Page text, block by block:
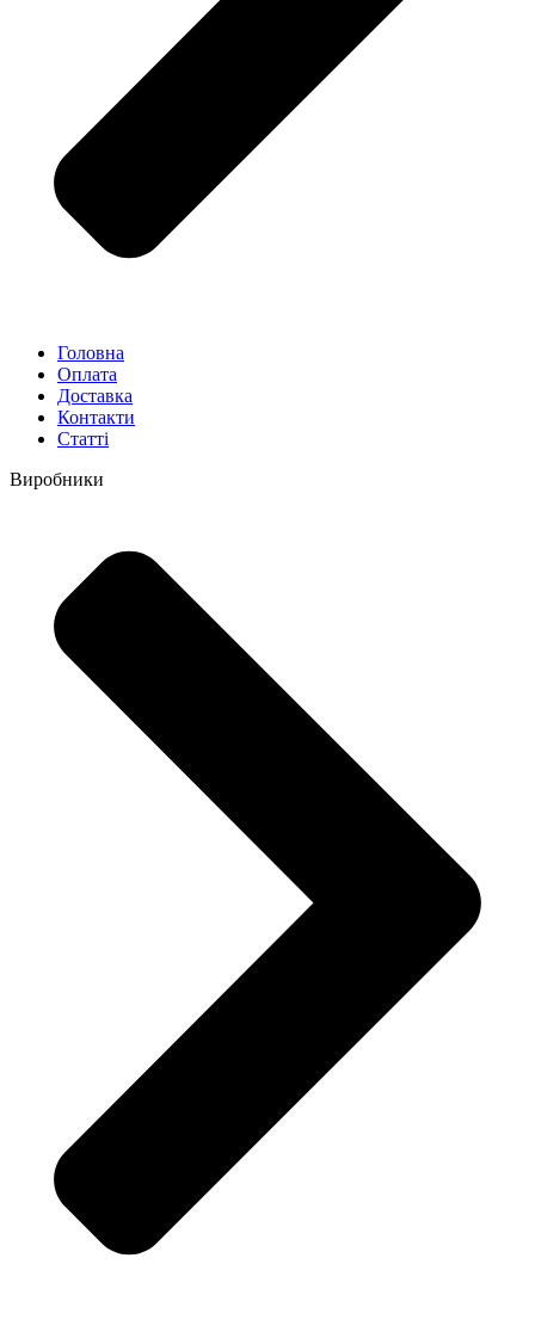
Головна
Оплата
Доставка
Контакти
Статті
Виробники